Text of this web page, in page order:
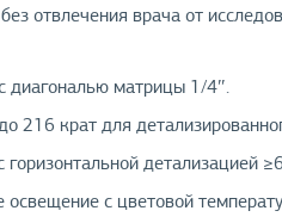
отвлечения врача от
диагональю матрицы 1/4″.
216 крат для
детализацией
освещение с цветовой